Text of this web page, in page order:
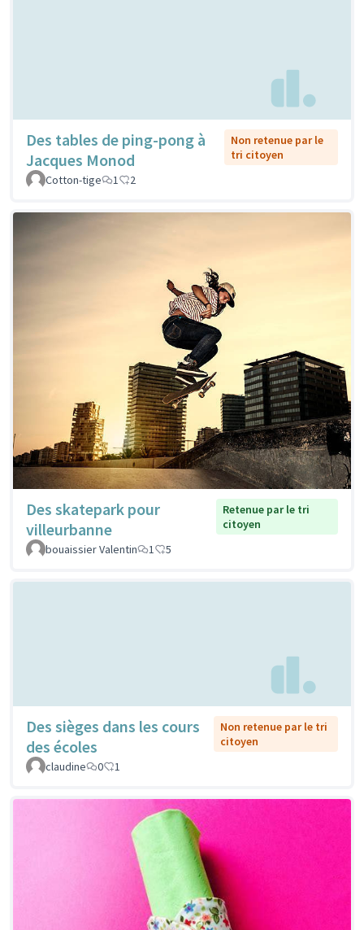
Des tables de ping-pong à
Jacques Monod
Non retenue par le
tri citoyen
Cotton-tige
1 2
Des skatepark pour
villeurbanne
Retenue par le tri
citoyen
bouaissier Valentin
1 5
Des sièges dans les cours
des écoles
Non retenue par le tri
citoyen
claudine
0 1